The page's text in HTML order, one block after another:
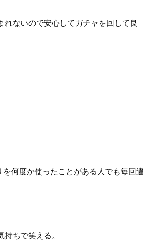
ないので安心してガチャを回して良
何度か使ったことがある人でも毎回違
ちで笑える。